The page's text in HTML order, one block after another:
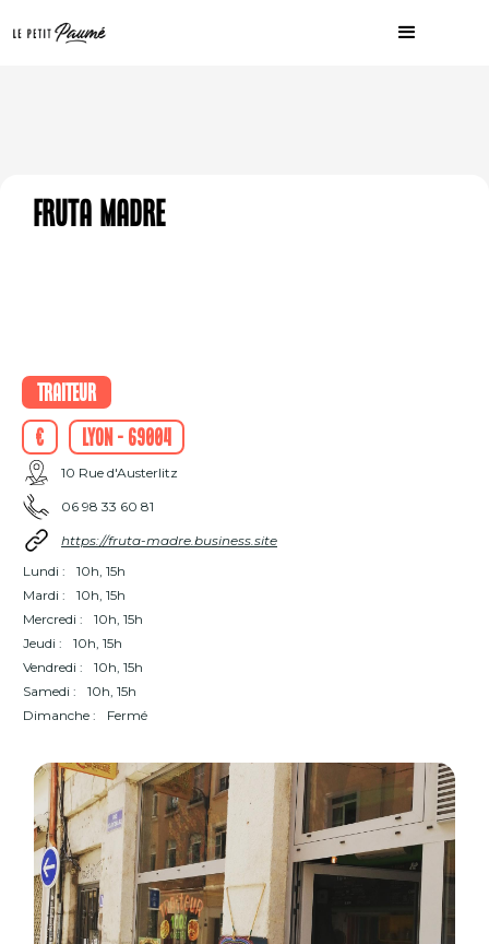
Fruta Madre
Traiteur
€
Lyon - 69004
10 Rue d'Austerlitz
06 98 33 60 81
https://fruta-madre.business.site
Lundi :
10h, 15h
Mardi :
10h, 15h
Mercredi :
10h, 15h
Jeudi :
10h, 15h
Vendredi :
10h, 15h
Samedi :
10h, 15h
Dimanche :
Fermé